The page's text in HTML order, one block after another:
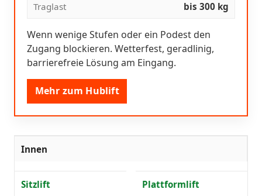
Traglast bis 300 kg
Wenn wenige Stufen oder ein Podest den
Zugang blockieren. Wetterfest, geradlinig,
barrierefreie Lösung am Eingang.
Mehr zum Hublift
Innen
Sitzlift Plattformlift